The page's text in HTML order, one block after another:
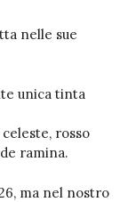
nelle sue
unica tinta
rosso
ramina.
ma nel nostro